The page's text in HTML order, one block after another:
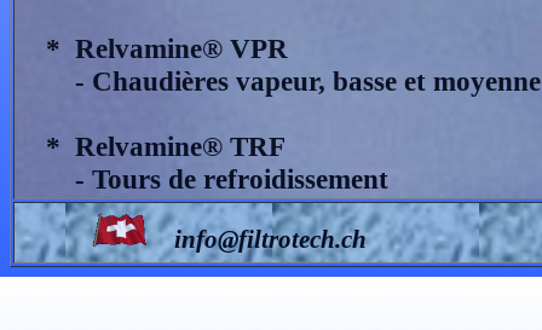
* Relvamine® VPR
- Chaudières vapeur, basse et moyenne
* Relvamine® TRF
- Tours de refroidissement
info@filtrotech.ch